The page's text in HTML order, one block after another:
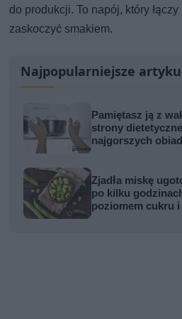
do produkcji. To napój, który
zaskoczyć smakiem.
Najpopularniejsze
Pamiętasz ją z
strony
najgorszych
Zjadła miskę
po kilku
poziomem cukru